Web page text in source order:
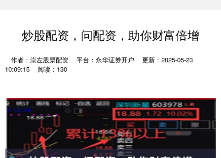
炒股配资，问配资，助你财富倍增
作者：崇左股票配资 平台：永华证券开户
更新：2025-05-23
10:09:15
阅读：130